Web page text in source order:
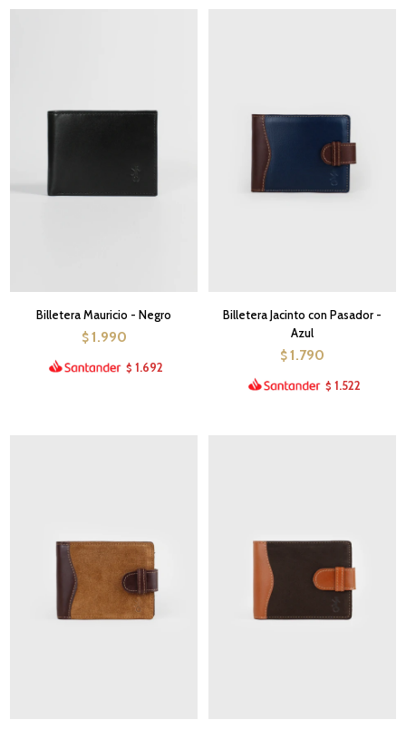
Billetera Mauricio - Negro
$ 1.990
$ 1.692
Billetera Jacinto con Pasador -
Azul
$ 1.790
$ 1.522